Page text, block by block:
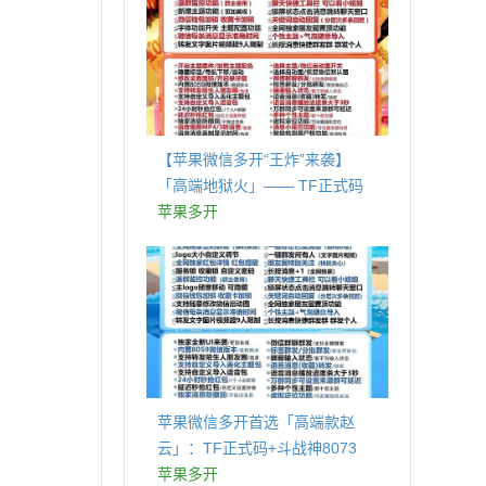
【苹果微信多开“王炸”来袭】
「高端地狱火」—— TF正式码
+斗战神8073包，7天退换，安全
苹果多开
苹果微信多开首选「高端款赵
云」：TF正式码+斗战神8073
包，7天退换认准拍拍卡激活码
苹果多开